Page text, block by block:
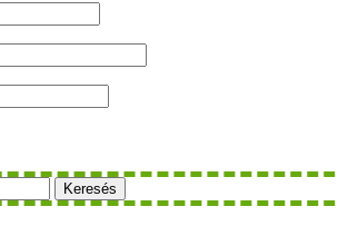
Keresés